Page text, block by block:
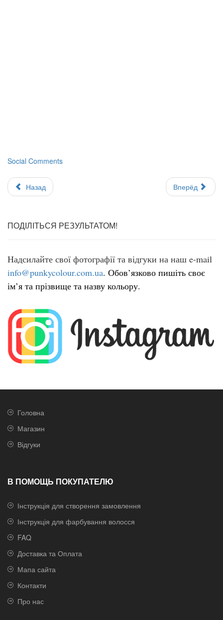
Social Comments
Назад Вперёд
ПОДІЛІТЬСЯ РЕЗУЛЬТАТОМ!
Надсилайте свої фотографії та відгуки на наш e-mail
info@punkycolour.com.ua. Обов’язково пишіть своє
ім’я та прізвище та назву кольору.
Головна
Магазин
Відгуки
В ПОМОЩЬ ПОКУПАТЕЛЮ
Інструкція для створення замовлення
Інструкція для фарбування волосся
FAQ
Доставка та Оплата
Мапа сайта
Контакти
Про нас